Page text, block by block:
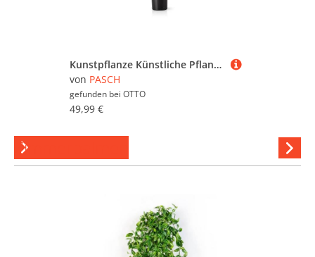
Kunstpflanze Künstliche Pflanzen, Große Kunstpflanzen im Topf Olive, Monstera, Yucca, Agave, Palmfarn, Geigenfeige, PASCH, wie echt
von PASCH
gefunden bei OTTO
49,99 €
Zimmerpalmen